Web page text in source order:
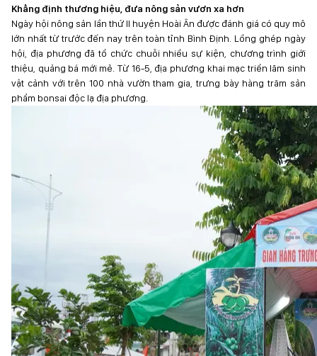
Khẳng định thương hiệu, đưa nông sản vươn xa hơn
Ngày hội nông sản lần thứ II huyện Hoài Ân được đánh giá có quy mô
lớn nhất từ trước đến nay trên toàn tỉnh Bình Định. Lồng ghép ngày
hội, địa phương đã tổ chức chuỗi nhiều sự kiện, chương trình giới
thiệu, quảng bá mới mẻ. Từ 16-5, địa phương khai mạc triển lãm sinh
vật cảnh với trên 100 nhà vườn tham gia, trưng bày hàng trăm sản
phẩm bonsai độc lạ địa phương.